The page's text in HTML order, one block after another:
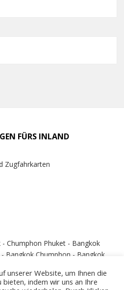
FÜRS INLAND
Zugfahrkarten
Chumphon Phuket - Bangkok
Bangkok Chumphon - Bangkok
unserer Website, um Ihnen die
indem wir uns an Ihre